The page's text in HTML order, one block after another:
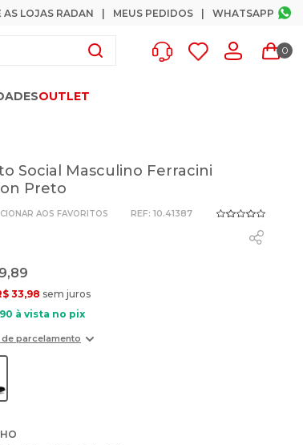
AS LOJAS RADAN MEUS PEDIDOS WHATSAPP
0
OUTLET
Social Masculino Ferracini
Preto
: 10.41387
,89
33,98 sem juros
90 à vista no pix
parcelamento